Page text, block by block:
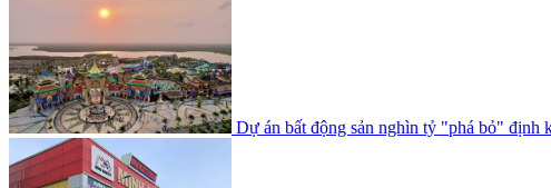
Dự án bất động sản nghìn tỷ "phá bỏ" định